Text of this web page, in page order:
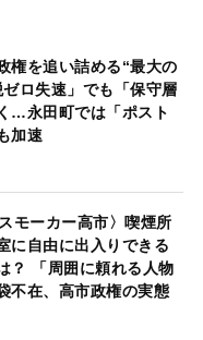
権を追い詰める“最大の
ロ失速」でも「保守層
…永田町では「ポスト
加速
モーカー高市〉喫煙所
に自由に出入りできる
？ 「周囲に頼れる人物
不在、高市政権の実態